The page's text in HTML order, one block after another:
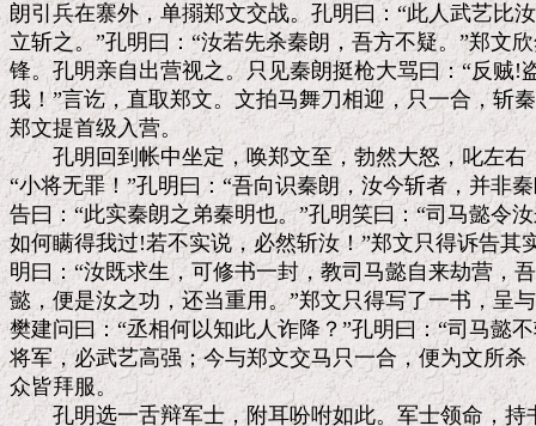
朗引兵在寨外，单搦郑文交战。孔明曰：“此人武艺比
立斩之。”孔明曰：“汝若先杀秦朗，吾方不疑。”郑文
锋。孔明亲自出营视之。只见秦朗挺枪大骂曰：“反贼!
我！”言讫，直取郑文。文拍马舞刀相迎，只一合，斩
郑文提首级入营。
孔明回到帐中坐定，唤郑文至，勃然大怒，叱左右
“小将无罪！”孔明曰：“吾向识秦朗，汝今斩者，并非
告曰：“此实秦朗之弟秦明也。”孔明笑曰：“司马懿令
如何瞒得我过!若不实说，必然斩汝！”郑文只得诉告其
明曰：“汝既求生，可修书一封，教司马懿自来劫营，
懿，便是汝之功，还当重用。”郑文只得写了一书，呈
樊建问曰：“丞相何以知此人诈降？”孔明曰：“司马懿
将军，必武艺高强；今与郑文交马只一合，便为文所杀
众皆拜服。
孔明选一舌辩军士，附耳吩咐如此。军士领命，持